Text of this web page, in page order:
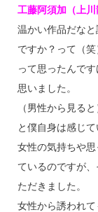
工藤阿須加（上川
温かい作品だな
ですか？って（笑
って思ったんで
思いました。
（男性から見る
と僕自身は感じ
女性の気持ちや
ているのですが
ただきました。
女性から誘われ